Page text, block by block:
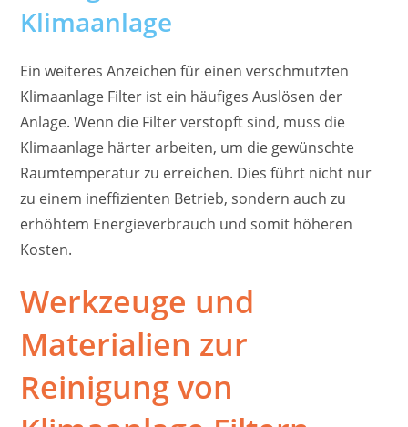
Klimaanlage
Ein weiteres Anzeichen für einen verschmutzten
Klimaanlage Filter ist ein häufiges Auslösen der
Anlage. Wenn die Filter verstopft sind, muss die
Klimaanlage härter arbeiten, um die gewünschte
Raumtemperatur zu erreichen. Dies führt nicht nur
zu einem ineffizienten Betrieb, sondern auch zu
erhöhtem Energieverbrauch und somit höheren
Kosten.
Werkzeuge und
Materialien zur
Reinigung von